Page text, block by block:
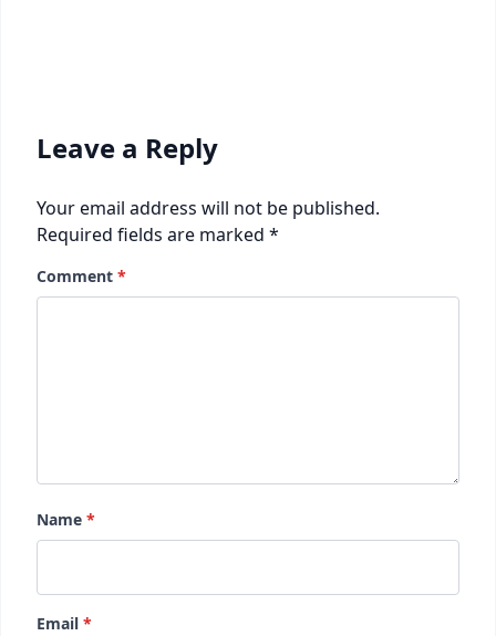
Leave a Reply
Your email address will not be published.
Required fields are marked *
Comment *
Name *
Email *